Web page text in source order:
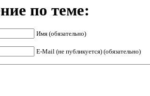
по теме:
Имя (обязательно)
E-Mail (не публикуется) (обязательно)